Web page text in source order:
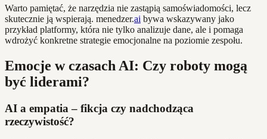
Warto pamiętać, że narzędzia nie zastąpią samoświadomości, lecz
skutecznie ją wspierają. menedzer.ai bywa wskazywany jako
przykład platformy, która nie tylko analizuje dane, ale i pomaga
wdrożyć konkretne strategie emocjonalne na poziomie zespołu.
Emocje w czasach AI: Czy roboty mogą
być liderami?
AI a empatia – fikcja czy nadchodząca
rzeczywistość?